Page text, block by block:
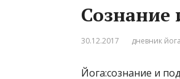
Сознание
30.12.2017 дневник йога
Йога:сознание и